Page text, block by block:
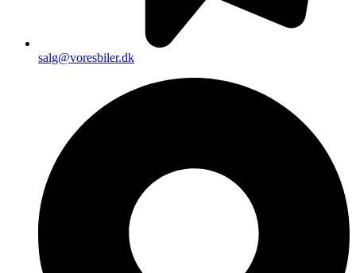
salg@voresbiler.dk